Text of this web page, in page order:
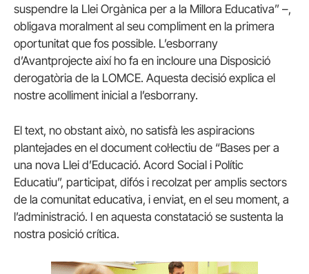
suspendre la Llei Orgànica per a la Millora Educativa” –,
obligava moralment al seu compliment en la primera
oportunitat que fos possible. L’esborrany
d’Avantprojecte així ho fa en incloure una Disposició
derogatòria de la LOMCE. Aquesta decisió explica el
nostre acolliment inicial a l’esborrany.
El text, no obstant això, no satisfà les aspiracions
plantejades en el document col·lectiu de “Bases per a
una nova Llei d’Educació. Acord Social i Polític
Educatiu”, participat, difós i recolzat per amplis sectors
de la comunitat educativa, i enviat, en el seu moment, a
l’administració. I en aquesta constatació se sustenta la
nostra posició crítica.